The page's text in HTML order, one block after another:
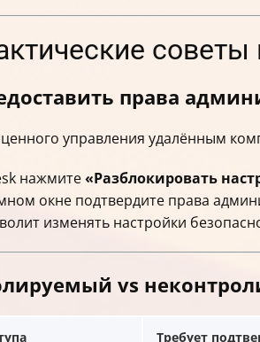
права
управления удалённым
нажмите«Разблокировать
окне подтвердите права
изменять настройки
vs
Требует